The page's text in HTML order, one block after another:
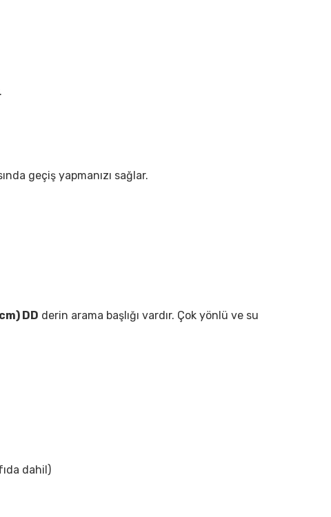
geçiş yapmanızı sağlar.
DD derin arama başlığı vardır. Çok yönlü ve su
dahil)